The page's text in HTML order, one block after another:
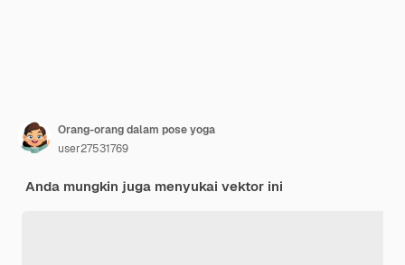
Orang-orang dalam pose yoga
user27531769
Anda mungkin juga menyukai vektor ini